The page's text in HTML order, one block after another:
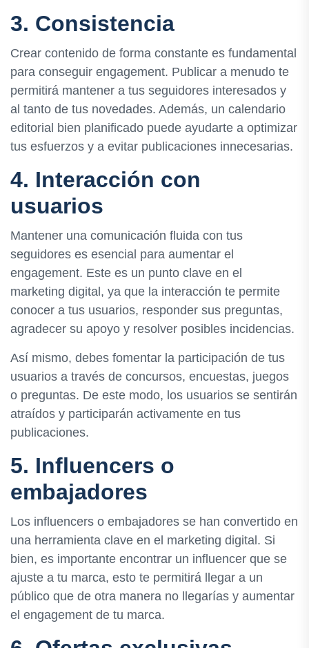
3. Consistencia
Crear contenido de forma constante es fundamental
para conseguir engagement. Publicar a menudo te
permitirá mantener a tus seguidores interesados y
al tanto de tus novedades. Además, un calendario
editorial bien planificado puede ayudarte a optimizar
tus esfuerzos y a evitar publicaciones innecesarias.
4. Interacción con
usuarios
Mantener una comunicación fluida con tus
seguidores es esencial para aumentar el
engagement. Este es un punto clave en el
marketing digital, ya que la interacción te permite
conocer a tus usuarios, responder sus preguntas,
agradecer su apoyo y resolver posibles incidencias.
Así mismo, debes fomentar la participación de tus
usuarios a través de concursos, encuestas, juegos
o preguntas. De este modo, los usuarios se sentirán
atraídos y participarán activamente en tus
publicaciones.
5. Influencers o
embajadores
Los influencers o embajadores se han convertido en
una herramienta clave en el marketing digital. Si
bien, es importante encontrar un influencer que se
ajuste a tu marca, esto te permitirá llegar a un
público que de otra manera no llegarías y aumentar
el engagement de tu marca.